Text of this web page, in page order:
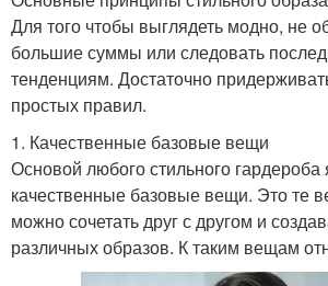
Для того чтобы выглядеть модно, не
большие суммы или следовать
тенденциям. Достаточно
простых правил.
1. Качественные базовые вещи
Основой любого стильного гардероба
качественные базовые вещи. Это те
можно сочетать друг с другом и
различных образов. К таким вещам